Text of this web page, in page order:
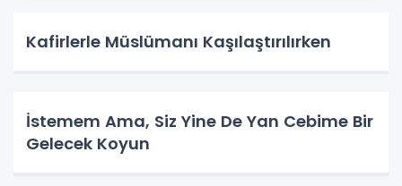
Kafirlerle Müslümanı Kaşılaştırılırken
İstemem Ama, Siz Yine De Yan Cebime Bir
Gelecek Koyun